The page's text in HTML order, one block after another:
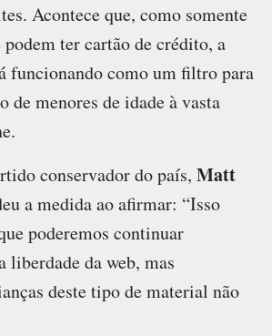
Acontece que, como somente
ter cartão de crédito, a
funcionando como um filtro para
de menores de idade à vasta
conservador do país, Matt
a medida ao afirmar: “Isso
poderemos continuar
liberdade da web, mas
deste tipo de material não